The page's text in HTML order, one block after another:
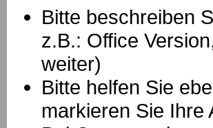
Bitte beschreiben
z.B.: Office
weiter)
Bitte helfen Sie
markieren Sie Ihre